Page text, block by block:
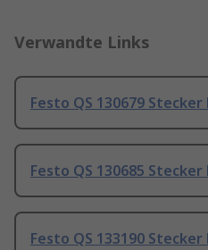
Verwandte Links
Festo QS 130679 Stecker
Festo QS 130685 Stecker
Festo QS 133190 Stecker